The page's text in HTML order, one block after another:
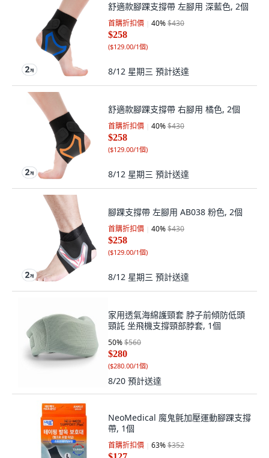
舒適款腳踝支撐帶 左腳用 深藍色, 2個
首購折扣價 40%$430
$258
($129.00/1個)
8/12 星期三 預計送達
舒適款腳踝支撐帶 右腳用 橘色, 2個
首購折扣價 40%$430
$258
($129.00/1個)
8/12 星期三 預計送達
腳踝支撐帶 左腳用 AB038 粉色, 2個
首購折扣價 40%$430
$258
($129.00/1個)
8/12 星期三 預計送達
家用透氣海綿護頸套 脖子前傾防低頭
頸託 坐飛機支撐頸部脖套, 1個
50%$560
$280
($280.00/1個)
8/20 預計送達
NeoMedical 魔鬼氈加壓運動腳踝支撐
帶, 1個
首購折扣價 63%$352